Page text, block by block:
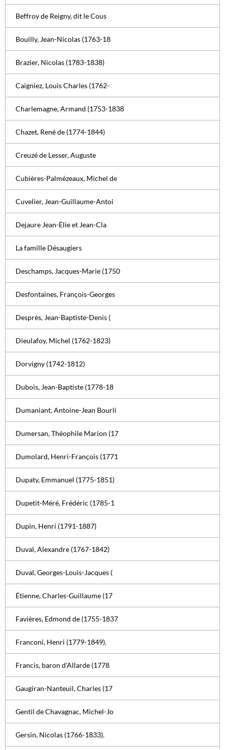
Beffroy de Reigny, dit le Cous
Bouilly, Jean-Nicolas (1763-18
Brazier, Nicolas (1783-1838)
Caigniez, Louis Charles (1762-
Charlemagne, Armand (1753-1838
Chazet, René de (1774-1844)
Creuzé de Lesser, Auguste
Cubières-Palmézeaux, Michel de
Cuvelier, Jean-Guillaume-Antoi
Dejaure Jean-Élie et Jean-Cla
La famille Désaugiers
Deschamps, Jacques-Marie (1750
Desfontaines, François-Georges
Desprès, Jean-Baptiste-Denis (
Dieulafoy, Michel (1762-1823)
Dorvigny (1742-1812)
Dubois, Jean-Baptiste (1778-18
Dumaniant, Antoine-Jean Bourli
Dumersan, Théophile Marion (17
Dumolard, Henri-François (1771
Dupaty, Emmanuel (1775-1851)
Dupetit-Méré, Frédéric (1785-1
Dupin, Henri (1791-1887)
Duval, Alexandre (1767-1842)
Duval, Georges-Louis-Jacques (
Étienne, Charles-Guillaume (17
Favières, Edmond de (1755-1837
Franconi, Henri (1779-1849).
Francis, baron d'Allarde (1778
Gaugiran-Nanteuil, Charles (17
Gentil de Chavagnac, Michel-Jo
Gersin, Nicolas (1766-1833).